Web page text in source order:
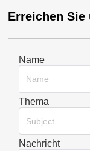
Erreichen
Name
Thema
Subject
Nachricht